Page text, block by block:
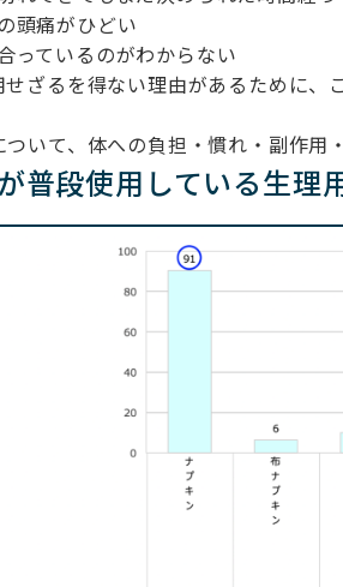
頭痛がひどい
っているのがわからない
せざるを得ない理由があるために
いて、体への負担・慣れ・副作用
普段使用している生理